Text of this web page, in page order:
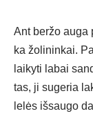
Ant ber­žo au­ga
ka žo­li­nin­kai.
lai­ky­ti la­bai
tas, ji su­ge­ria
le­lės iš­sau­go